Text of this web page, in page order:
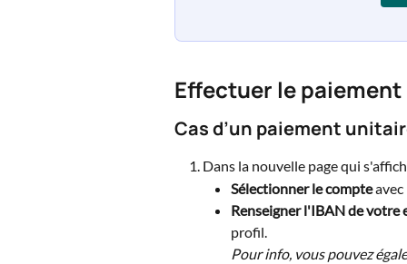
Effectuer le paiement
Cas d’un paiement
Dans la nouvelle page qui
Sélectionner le compte avec
Renseigner l'IBAN de votre
profil.
Pour info, vous pouvez